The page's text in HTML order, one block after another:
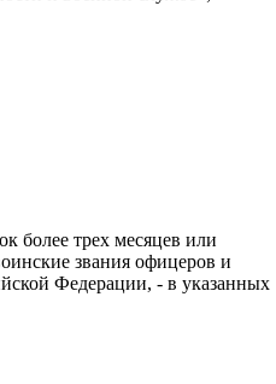
более трех месяцев или
звания офицеров и
Федерации, - в указанных